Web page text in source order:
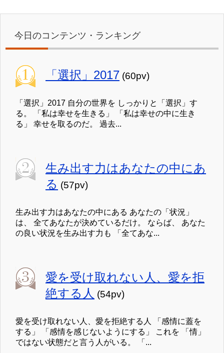
今日のコンテンツ・ランキング
「選択」2017 (60pv)
「選択」2017 自分の世界を しっかりと「選択」す
る。 「私は幸せを生きる」 「私は幸せの中に生き
る」 幸せを取るのだ。 過去...
生み出す力はあなたの中にあ
る (57pv)
生み出す力はあなたの中にある あなたの「状況」
は、 全てあなたが決めているだけ。 ならば、 あなた
の良い状況を生み出す力も 「全てあな...
愛を受け取れない人、愛を拒
絶する人 (54pv)
愛を受け取れない人、愛を拒絶する人 「感情に蓋を
する」 「感情を感じないようにする」 これを 「情」
ではない状態だと言う人がいる。 「...